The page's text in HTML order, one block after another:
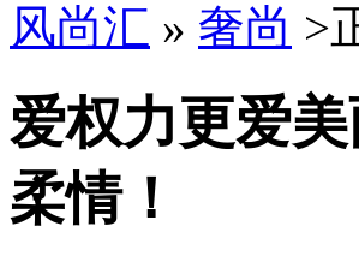
风尚汇 » 奢尚 >
爱权力更爱
柔情！